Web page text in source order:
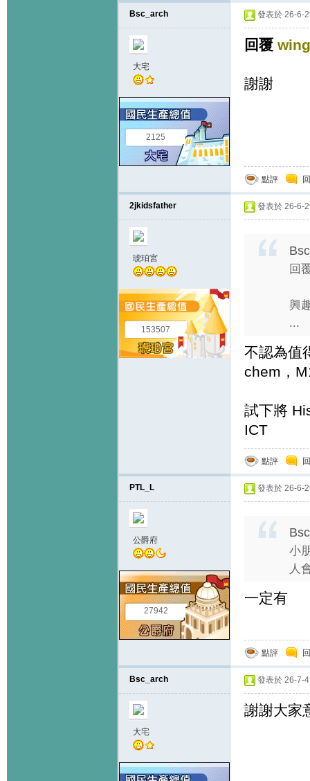
Bsc_arch
大宅
2125
發表於 26-6-
回覆
謝謝
點評
2jkidsfather
琥珀宮
153507
發表於 26-6-
回
興
...
不認為值
chem，
試下將
ICT
點評
PTL_L
公爵府
27942
發表於 26-6-
小
人
一定有
點評
Bsc_arch
大宅
發表於 26-7-
謝謝大家